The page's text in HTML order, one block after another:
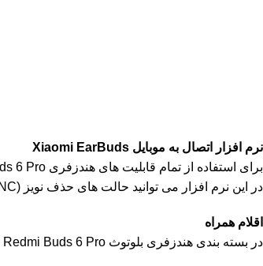
نرم افزار اتصال به موبایل Xiaomi EarBuds
برای استفاده از تمام قابلیت های هندزفری Redmi Buds 6 Pro می توانید نرم افزار اختصاصی Xiaomi Earbuds را از Google Play یا App Store دانلود کرده و روی گوشی خود نصب کنید.
در این نرم افزار می توانید حالت های حذف نویز (ANC)، ترنسپرنسی (Transparency) و اکولایزر را تنظیم کنید؛ وضعیت باتری هندزفری را ببینید و دیگر قابلیت های هندزفری را شخصی سازی کنید.
اقلام همراه
در بسته بندی هندزفری بلوتوث Redmi Buds 6 Pro علاوه بر خود هندزفری، یک کابل شارژ و 2 جفت سری سیلیکونی در سایزهای مختلف وجود دارد.